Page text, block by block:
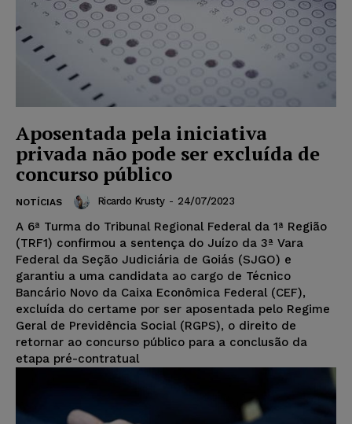
Aposentada pela iniciativa
privada não pode ser excluída de
concurso público
NOTÍCIAS Ricardo Krusty - 24/07/2023
A 6ª Turma do Tribunal Regional Federal da 1ª Região
(TRF1) confirmou a sentença do Juízo da 3ª Vara
Federal da Seção Judiciária de Goiás (SJGO) e
garantiu a uma candidata ao cargo de Técnico
Bancário Novo da Caixa Econômica Federal (CEF),
excluída do certame por ser aposentada pelo Regime
Geral de Previdência Social (RGPS), o direito de
retornar ao concurso público para a conclusão da
etapa pré-contratual